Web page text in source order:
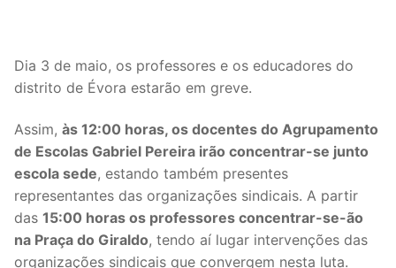
for:
Notícias
Legislação
Sectores
Dia 3 de maio, os professores e os educadores do
distrito de Évora estarão em greve.
Assim, às 12:00 horas, os docentes do Agrupamento
de Escolas Gabriel Pereira irão concentrar-se junto
escola sede, estando também presentes
representantes das organizações sindicais. A partir
das 15:00 horas os professores concentrar-se-ão
na Praça do Giraldo, tendo aí lugar intervenções das
organizações sindicais que convergem nesta luta.